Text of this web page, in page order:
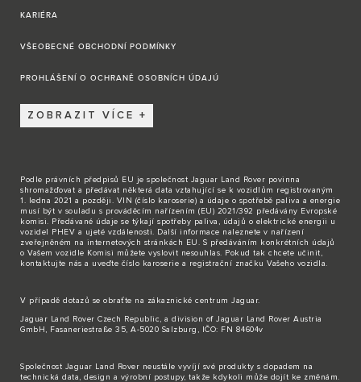
KARIÉRA
VŠEOBECNÉ OBCHODNÍ PODMÍNKY
PROHLÁŠENÍ O OCHRANĚ OSOBNÍCH ÚDAJÚ
ZOBRAZIT VÍCE
Podle právních předpisů EU je společnost Jaguar Land Rover povinna
shromažďovat a předávat některá data vztahující se k vozidlům registrovaným
1. ledna 2021 a později. VIN (číslo karoserie) a údaje o spotřebě paliva a energie
musí být v souladu s prováděcím nařízením (EU) 2021/392 předávány Evropské
komisi. Předávané údaje se týkají spotřeby paliva, údajů o elektrické energii u
vozidel PHEV a ujeté vzdálenosti. Další informace naleznete v nařízení
zveřejněném na internetových stránkách EU. S předáváním konkrétních údajů
o Vašem vozidle Komisi můžete vyslovit nesouhlas. Pokud tak chcete učinit,
kontaktujte nás a uveďte číslo karoserie a registrační značku Vašeho vozidla.
V případě dotazů se obraťte na zákaznické centrum Jaguar.
Jaguar Land Rover Czech Republic, a division of Jaguar Land Rover Austria
GmbH, Fasaneriestraße 35, A-5020 Salzburg, IČO: FN 84604v
Společnost Jaguar Land Rover neustále vyvíjí své produkty s dopadem na
technická data, design a výrobní postupy, takže kdykoli může dojít ke změnám.